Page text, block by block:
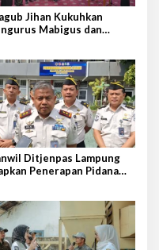
Jihan Kukuhkan
Mabigus dan
Ditjenpas Lampung
Penerapan Pidana